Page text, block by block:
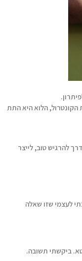
הלוא היא התת
להרגיש טוב, לייצר
לעצמי שזו שאלה
ביקשתי תשובה.